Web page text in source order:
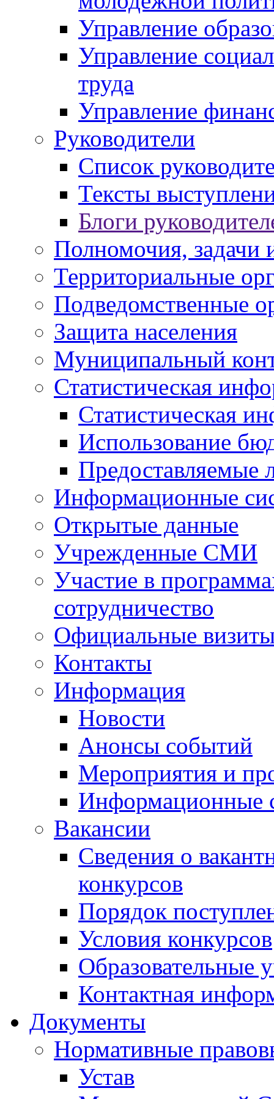
Управление
Управление
труда
Управление
Руководители
Список
Тексты
Блоги
Полномочия, задачи
Территориальные
Подведомственные
Защита населения
Муниципальный
Статистическая
Статистическая
Использование
Предоставляемые
Информационные
Открытые данные
Учрежденные СМИ
Участие в
сотрудничество
Официальные
Контакты
Информация
Новости
Анонсы событий
Мероприятия и
Информационные
Вакансии
Сведения о
конкурсов
Порядок
Условия конкурсов
Образовательные
Контактная
Документы
Нормативные
Устав